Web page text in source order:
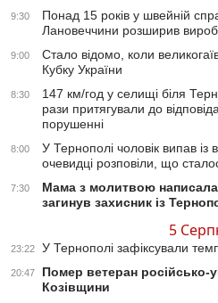
9:30
Понад 15 років у швейній
Лановеччини розширив
9:00
Стало відомо, коли
Кубку України
8:30
147 км/год у селищі біля
рази притягували до
порушенні
8:00
У Тернополі чоловік випав із
очевидці розповіли, що
7:30
Мама з молитвою написала
загинув захисник із
5
23:22 У Тернополі зафіксували
20:47
Помер ветеран російсько-
Козівщини